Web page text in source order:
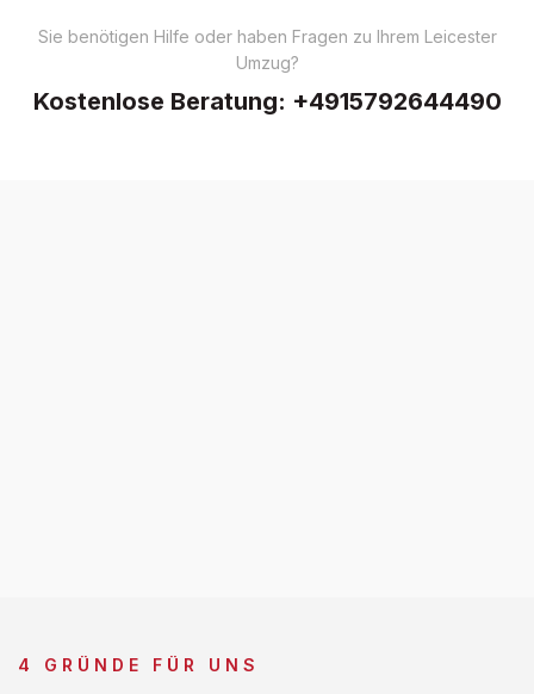
Sie benötigen Hilfe oder haben Fragen zu Ihrem Leicester
Umzug?
Kostenlose Beratung: +4915792644490
4 GRÜNDE FÜR UNS